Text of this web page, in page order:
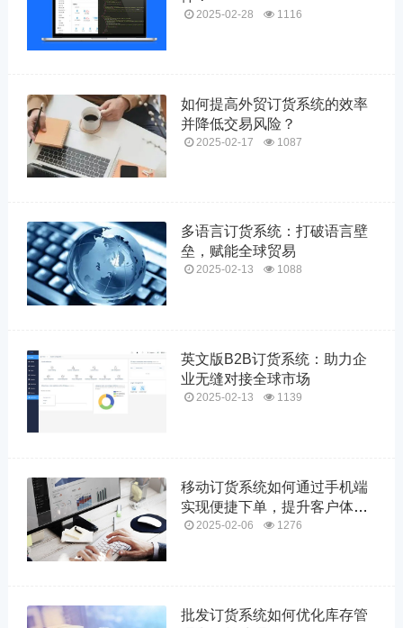
2025-02-28 1116
如何提高外贸订货系统的效率
并降低交易风险？
2025-02-17 1087
多语言订货系统：打破语言壁
垒，赋能全球贸易
2025-02-13 1088
英文版B2B订货系统：助力企
业无缝对接全球市场
2025-02-13 1139
移动订货系统如何通过手机端
实现便捷下单，提升客户体验
和订单处理速度？
2025-02-06 1276
批发订货系统如何优化库存管